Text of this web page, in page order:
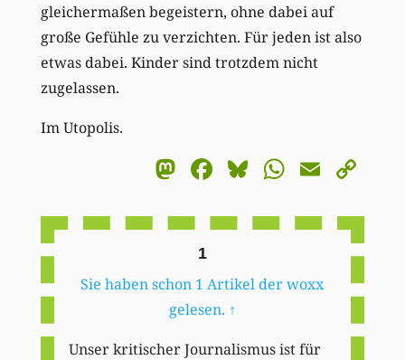
gleichermaßen begeistern, ohne dabei auf
große Gefühle zu verzichten. Für jeden ist also
etwas dabei. Kinder sind trotzdem nicht
zugelassen.
Im Utopolis.
Mastodon
Facebook
BlueskyEmail
1
Sie haben schon 1 Artikel der woxx
gelesen. ↑
Unser kritischer Journalismus ist für